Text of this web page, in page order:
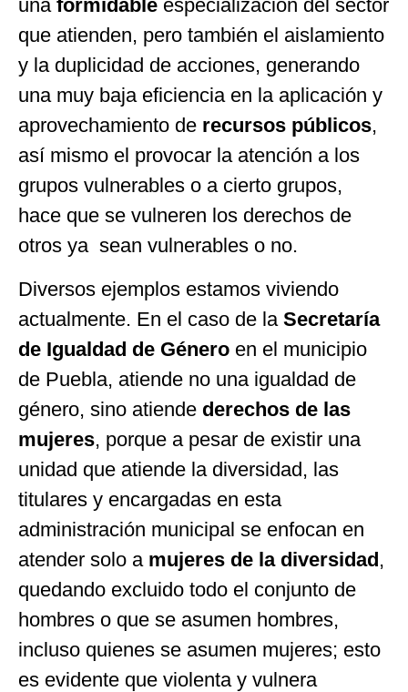
una formidable especialización del sector
que atienden, pero también el aislamiento
y la duplicidad de acciones, generando
una muy baja eficiencia en la aplicación y
aprovechamiento de recursos públicos,
así mismo el provocar la atención a los
grupos vulnerables o a cierto grupos,
hace que se vulneren los derechos de
otros ya sean vulnerables o no.
Diversos ejemplos estamos viviendo
actualmente. En el caso de la Secretaría
de Igualdad de Género en el municipio
de Puebla, atiende no una igualdad de
género, sino atiende derechos de las
mujeres, porque a pesar de existir una
unidad que atiende la diversidad, las
titulares y encargadas en esta
administración municipal se enfocan en
atender solo a mujeres de la diversidad,
quedando excluido todo el conjunto de
hombres o que se asumen hombres,
incluso quienes se asumen mujeres; esto
es evidente que violenta y vulnera